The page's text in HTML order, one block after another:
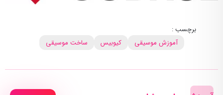
برچسب :
آموزش موسیقی
کیوبیس ساخت موسیقی